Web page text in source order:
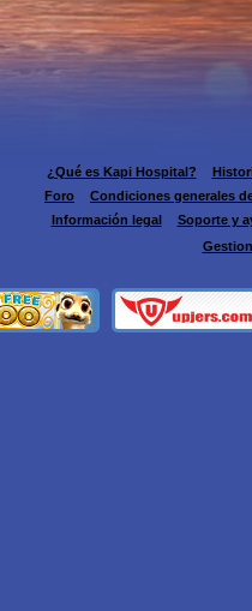
¿Qué es Kapi Hospital?
Foro
Condiciones generales
Información legal
Soporte y